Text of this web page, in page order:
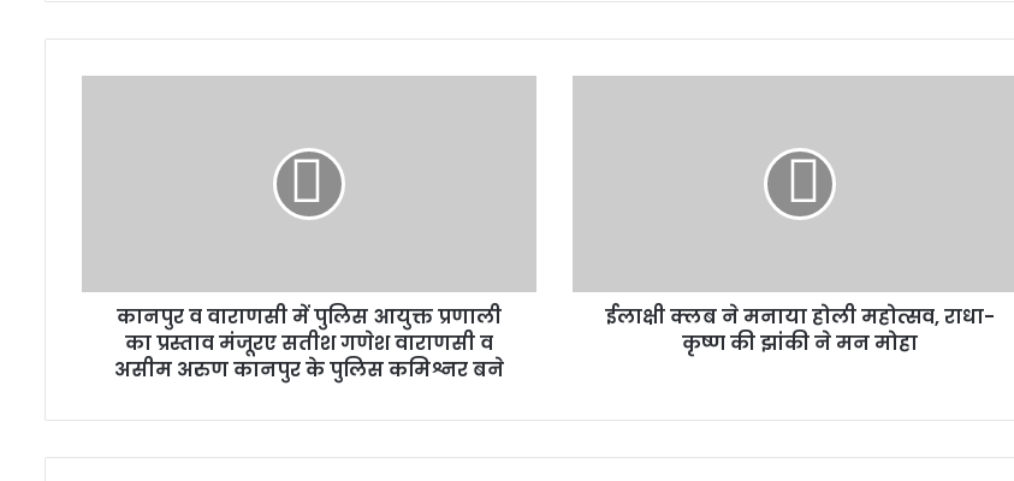
कानपुर व वाराणसी में पुलिस आयुक्त प्रणाली
का प्रस्ताव मंजूरए सतीश गणेश वाराणसी व
असीम अरुण कानपुर के पुलिस कमिश्नर बने
ईलाक्षी क्लब ने मनाया होली महोत्सव, राधा-
कृष्ण की झांकी ने मन मोहा